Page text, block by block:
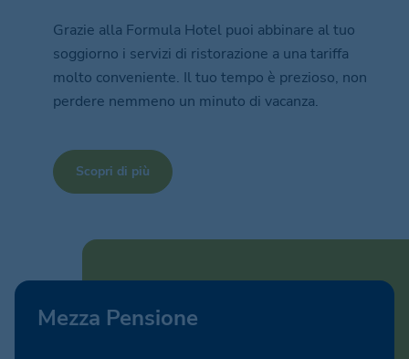
Grazie alla Formula Hotel puoi abbinare al tuo
soggiorno i servizi di ristorazione a una tariffa
molto conveniente. Il tuo tempo è prezioso, non
perdere nemmeno un minuto di vacanza.
Scopri di più
Mezza Pensione